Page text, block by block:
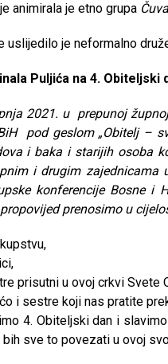
animirala je etno grupa
uslijedilo je neformalno
Puljića na 4.
2021. u prepunoj
pod geslom „Obitelj –
i baka i starijih osoba
i drugim zajednicama
konferencije Bosne i
prenosimo u
prisutni u ovoj crkvi Svete
i sestre koji nas pratite
4. Obiteljski dan i
sve to povezati u ovoj